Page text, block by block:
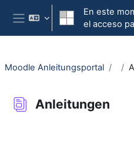
Salta al contenido principal
Panel lateral
En este
el acceso
Moodle Anleitungsportal
Anleitungen